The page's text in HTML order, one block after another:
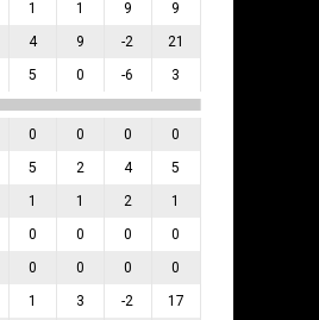
1 1 9 9
4 9 -2 21
5 0 -6 3
0 0 0 0
5 2 4 5
1 1 2 1
0 0 0 0
0 0 0 0
1 3 -2 17